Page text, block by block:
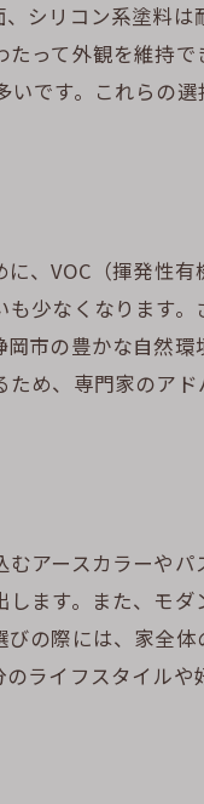
シリコン系塗料は
って外観を維持で
です。これらの
、VOC（揮発性有
少なくなります。
市の豊かな自然環
め、専門家のア
アースカラーやパ
ます。また、モダ
の際には、家全体
ライフスタイルや